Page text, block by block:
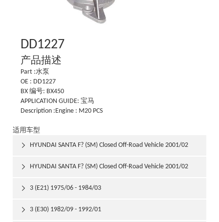
DD1227
产品描述
Part :水泵
OE : DD1227
BX 编号: BX450
APPLICATION GUIDE: 宝马
Description :Engine : M20 PCS
适用车型
HYUNDAI SANTA F? (SM) Closed Off-Road Vehicle 2001/02

HYUNDAI SANTA F? (SM) Closed Off-Road Vehicle 2001/02

3 (E21) 1975/06 - 1984/03

3 (E30) 1982/09 - 1992/01
